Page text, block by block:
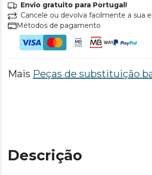
Envio gratuito para Portugal!
Cancele ou devolva facilmente a sua
Métodos de pagamento
Mais Peças de substituição
Descrição